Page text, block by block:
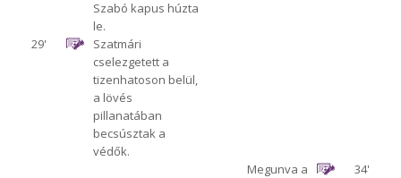
Szabó kapus húzta
le.
29'
Szatmári
cselezgetett a
tizenhatoson belül,
a lövés
pillanatában
becsúsztak a
védők.
34'
Megunva a